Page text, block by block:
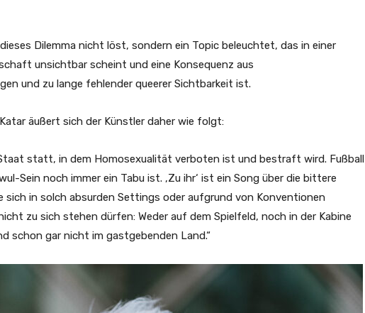
Dilemma nicht löst, sondern ein Topic beleuchtet, das in einer
unsichtbar scheint und eine Konsequenz aus
und zu lange fehlender queerer Sichtbarkeit ist.
äußert sich der Künstler daher wie folgt:
statt, in dem Homosexualität verboten ist und bestraft wird. Fußball
Sein noch immer ein Tabu ist. ‚Zu ihr‘ ist ein Song über die bittere
sich in solch absurden Settings oder aufgrund von Konventionen
zu sich stehen dürfen: Weder auf dem Spielfeld, noch in der Kabine
schon gar nicht im gastgebenden Land.“